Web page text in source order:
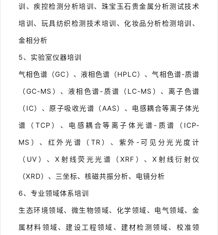
训、疾控检测分析培训、珠宝玉石贵金属分析测试技术
培训、玩具纺织检测技术培训、化妆品分析检测培训、
金相分析
5、实验室仪器培训
气相色谱（GC）、液相色谱（HPLC）、气相色谱-质谱
（GC-MS）、液相色谱-质谱（LC-MS）、离子色谱
（IC）、原子吸收光谱（AAS）、电感耦合等离子体光
谱（TCP）、电感耦合等离子体光谱-质谱（ICP-
MS）、红外光谱（TR）、紫外-可见分光光度计
（UV）、X射线荧光光谱（XRF）、X射线衍射仪
（XRD）、三坐标、核磁共振分析、电镜分析
6、专业领域体系培训
生态环境领域、微生物领域、化学领域、电气领域、金
属材料领域、建设工程领域、建材检测领域、校准领